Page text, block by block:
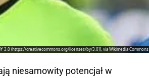
3.0 (https://creativecommons.org/licenses/by/3.0)], via Wikimedia Commons
niesamowity potencjał w